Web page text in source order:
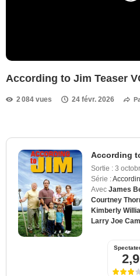
According to Jim Teaser
2 084 vues 24 févr. 2026
According
Sortie : 3
Série :
Avec James
Courtney
Kimberly
Larry Joe
2,9